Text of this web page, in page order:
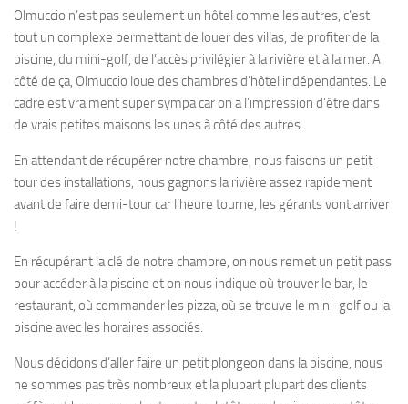
Olmuccio n’est pas seulement un hôtel comme les autres, c’est
tout un complexe permettant de louer des villas, de profiter de la
piscine, du mini-golf, de l’accès privilégier à la rivière et à la mer. A
côté de ça, Olmuccio loue des chambres d’hôtel indépendantes. Le
cadre est vraiment super sympa car on a l’impression d’être dans
de vrais petites maisons les unes à côté des autres.
En attendant de récupérer notre chambre, nous faisons un petit
tour des installations, nous gagnons la rivière assez rapidement
avant de faire demi-tour car l’heure tourne, les gérants vont arriver
!
En récupérant la clé de notre chambre, on nous remet un petit pass
pour accéder à la piscine et on nous indique où trouver le bar, le
restaurant, où commander les pizza, où se trouve le mini-golf ou la
piscine avec les horaires associés.
Nous décidons d’aller faire un petit plongeon dans la piscine, nous
ne sommes pas très nombreux et la plupart plupart des clients